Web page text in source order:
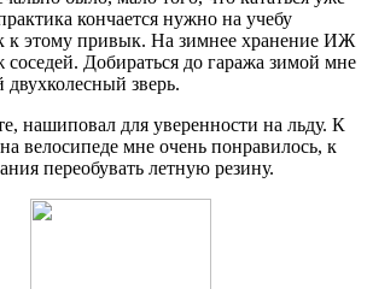
кончается нужно на учебу
к этому привык. На зимнее хранение ИЖ
соседей. Добираться до гаража зимой мне
зверь.
нашиповал для уверенности на льду. К
велосипеде мне очень понравилось, к
переобувать летную резину.